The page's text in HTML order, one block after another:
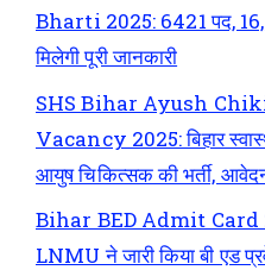
Bharti 2025: 6421 पद,
मिलेगी पूरी जानकारी
SHS Bihar Ayush
Vacancy 2025: बिहार
आयुष चिकित्सक की भर्ती,
Bihar BED Admit Card
LNMU ने जारी किया बी एड